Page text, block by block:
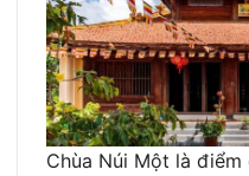
Chùa Núi Một là